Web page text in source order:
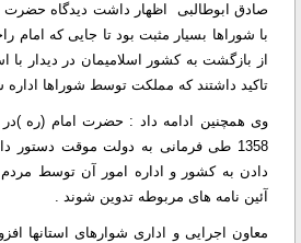
صادق ابوطالبی اظهار داشت دیدگاه حضرت
با شوراها بسیار مثبت بود تا جایی که امام
از بازگشت به کشور اسلامیمان در دیدار
تاکید داشتند که مملکت توسط شوراها اداره
وی همچنین ادامه داد : حضرت امام (‌ره )‌در
1358 طی فرمانی به دولت موقت دستور
دادن به کشور و اداره امور آن توسط مردم
آئین نامه های مربوطه تدوین شوند .
معاون اجرایی و اداری شوارهای استانها